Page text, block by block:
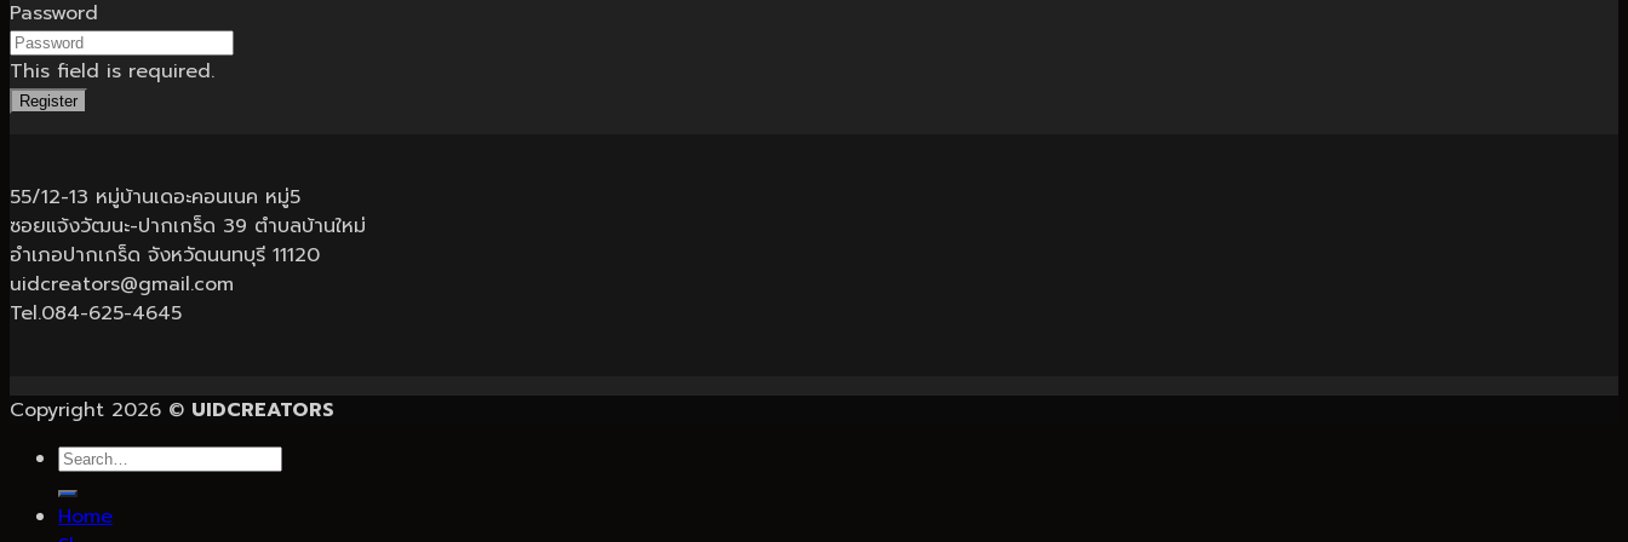
Password
This field is required.
Register
55/12-13 หมู่บ้านเดอะคอนเนค หมู่5
ซอยแจ้งวัฒนะ-ปากเกร็ด 39 ตำบลบ้านใหม่
อำเภอปากเกร็ด จังหวัดนนทบุรี 11120
uidcreators@gmail.com
Tel.084-625-4645
Copyright 2026 © UIDCREATORS
Search
for:
Home